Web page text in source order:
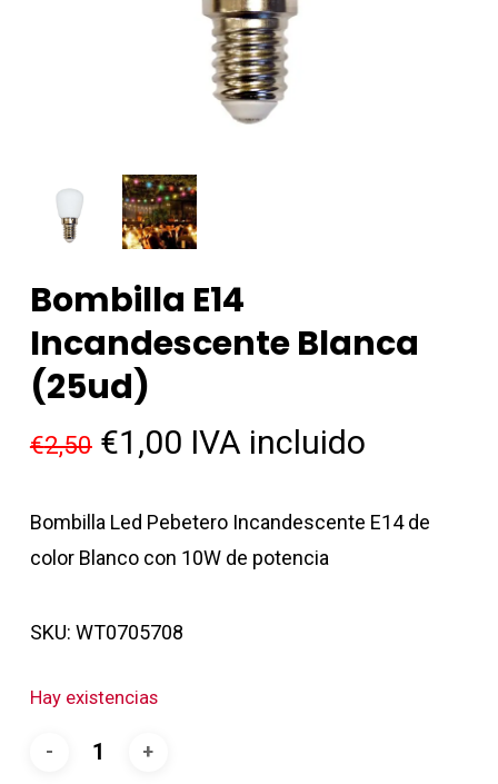
Bombilla E14
Incandescente Blanca
(25ud)
€2,50 El
original
era:
€2,50.
€1,00El
actual
es:
€1,00.
IVA incluido
Bombilla Led Pebetero Incandescente E14 de
color Blanco con 10W de potencia
SKU: WT0705708
Hay existencias